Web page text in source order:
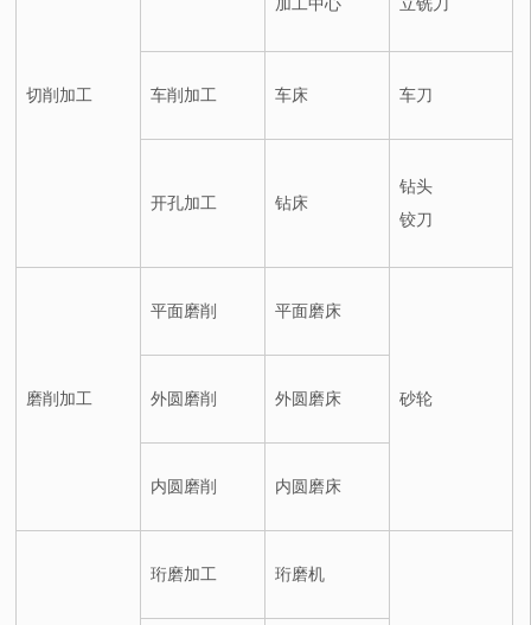
切削加工 车削加工 车床 车刀
开孔加工 钻床
钻头
铰刀
磨削加工
平面磨削 平面磨床
砂轮
外圆磨削 外圆磨床
内圆磨削 内圆磨床
珩磨加工 珩磨机